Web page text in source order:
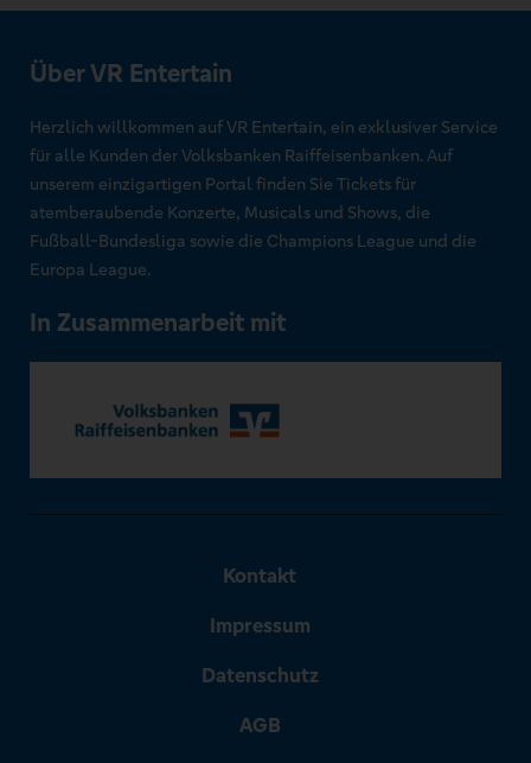
Über VR Entertain
Herzlich willkommen auf VR Entertain, ein exklusiver Service
für alle Kunden der Volksbanken Raiffeisenbanken. Auf
unserem einzigartigen Portal finden Sie Tickets für
atemberaubende Konzerte, Musicals und Shows, die
Fußball-Bundesliga sowie die Champions League und die
Europa League.
In Zusammenarbeit mit
Kontakt
Impressum
Datenschutz
AGB